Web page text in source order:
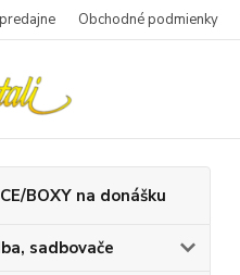
Obchodné podmienky
BOXY na donášku
sadbovače